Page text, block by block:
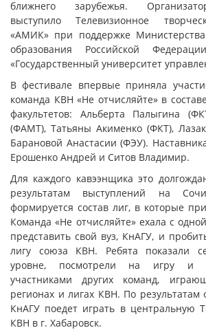
ближнего зарубежья.
выступило Телевизионное
«АМИК» при поддержке
образования Российской
«Государственный университет
В фестивале впервые приняла
команда КВН «Не отчисляйте» в
факультетов: Альберта Палыгина
(ФАМТ), Татьяны Акименко (ФКТ),
Барановой Анастасии (ФЭУ).
Ерошенко Андрей и Ситов Владимир.
Для каждого кавээнщика это
результатам выступлений на
формируется состав лиг, в которые
Команда «Не отчисляйте» ехала с
представить свой вуз, КнАГУ, и
лигу союза КВН. Ребята показали
уровне, посмотрели на игру и
участниками других команд,
регионах и лигах КВН. По результатам
КнАГУ поедет играть в центральную
КВН в г. Хабаровск.